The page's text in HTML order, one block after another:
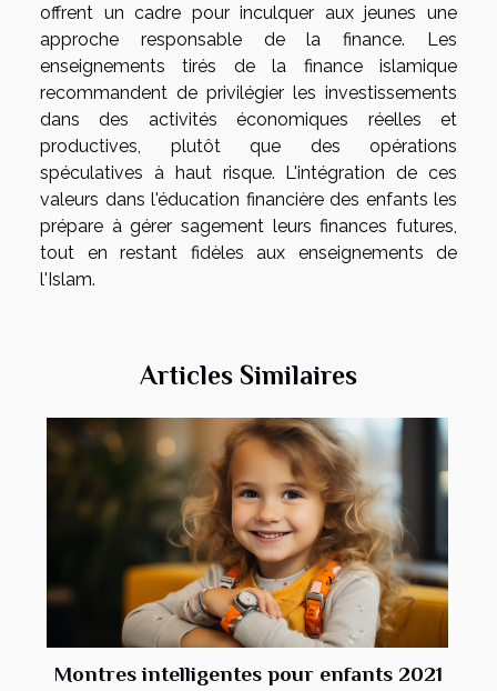
offrent un cadre pour inculquer aux jeunes une
approche responsable de la finance. Les
enseignements tirés de la finance islamique
recommandent de privilégier les investissements
dans des activités économiques réelles et
productives, plutôt que des opérations
spéculatives à haut risque. L'intégration de ces
valeurs dans l'éducation financière des enfants les
prépare à gérer sagement leurs finances futures,
tout en restant fidèles aux enseignements de
l'Islam.
Articles Similaires
Montres intelligentes pour enfants 2021